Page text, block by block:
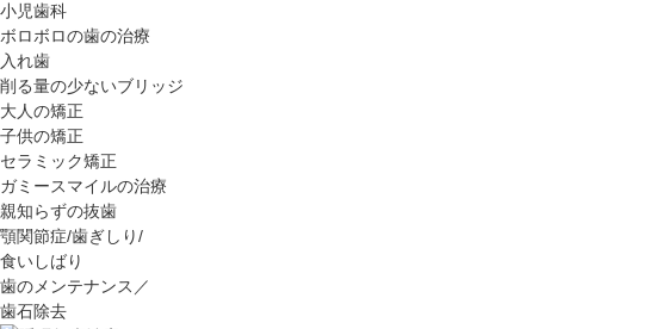
小児歯科
ボロボロの歯の治療
入れ歯
削る量の少ないブリッジ
大人の矯正
子供の矯正
セラミック矯正
ガミースマイルの治療
親知らずの抜歯
顎関節症/歯ぎしり/
食いしばり
歯のメンテナンス／
歯石除去